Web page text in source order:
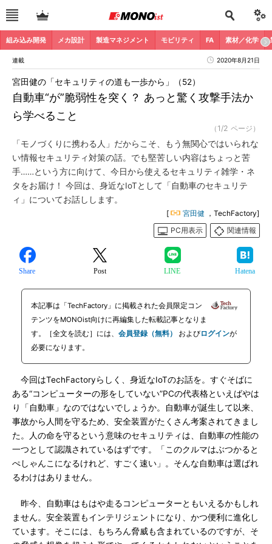
組み込み開発 メカ設計 製造マネジメント モビリティ FA 素材／化学
連載 2020年8月21日
自動車“が”脆弱性を突く？ あっと驚く攻撃手法か
ら学べること
宮田健の「セキュリティの道も一歩から」（52）
（1/2 ページ）
「モノづくりに携わる人」だからこそ、もう無関心ではいられな
い情報セキュリティ対策の話。でも堅苦しい内容はちょっと苦
手……という方に向けて、今日から使えるセキュリティ雑学・ネ
タをお届け！ 今回は、身近なIoTとして「自動車のセキュリテ
ィ」についてお話しします。
[ 宮田健 ，TechFactory]
PC用表示
関連情報
Share Post LINE Hatena
本記事は「TechFactory」に掲載された会員限定コン
テンツをMONOist向けに再編集した転載記事となりま
す。［全文を読む］には、 会員登録（無料） およびログインが
必要になります。
今回はTechFactoryらしく、身近なIoTのお話を。すぐそばに
ある“コンピューターの形をしていない”PCの代表格といえばやは
り「自動車」なのではないでしょうか。自動車が誕生して以来、
事故から人間を守るため、安全装置がたくさん考案されてきまし
た。人の命を守るという意味のセキュリティは、自動車の性能の
一つとして認識されているはずです。「このクルマはぶつかると
ぺしゃんこになるけれど、すごく速い」。そんな自動車は選ばれ
るわけはありません。
昨今、自動車はもはや走るコンピューターともいえるかもしれ
ません。安全装置もインテリジェントになり、かつ便利に進化し
ています。そこには、もちろん脅威も含まれているのですが、そ